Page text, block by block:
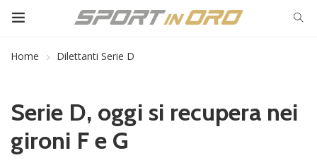
Home Dilettanti Serie D
Serie D, oggi si recupera nei
gironi F e G